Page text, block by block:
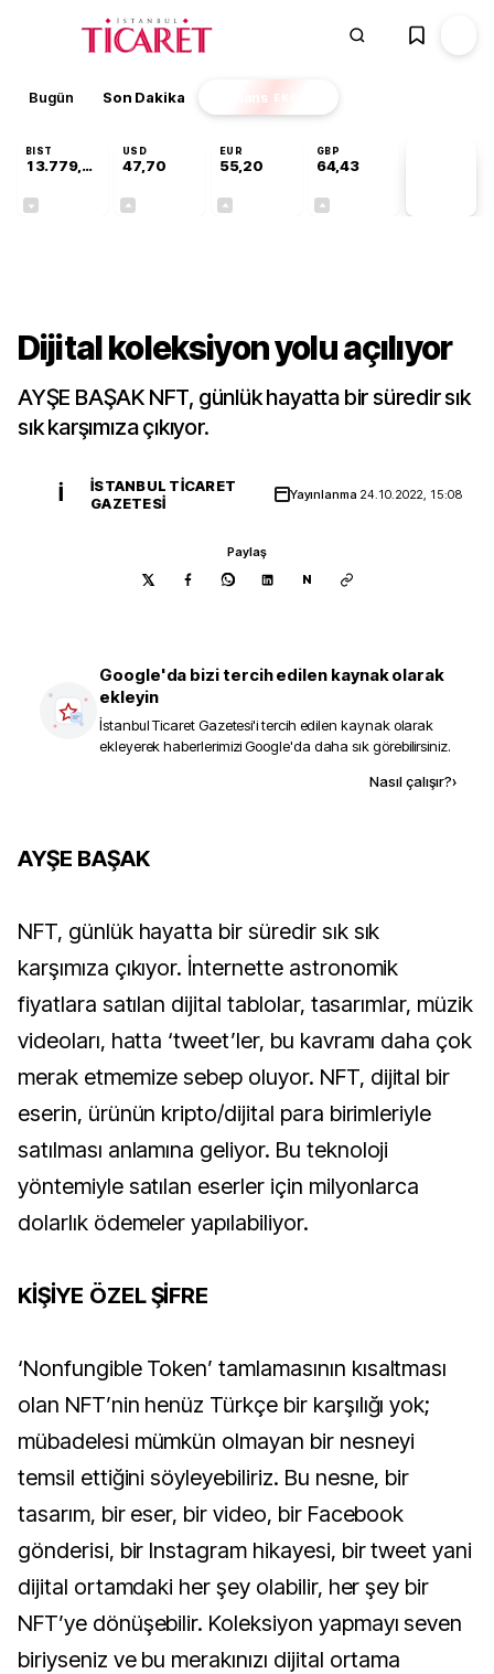
Bugün Son Dakika Finans EKSTRA
BIST
13.779,39
USD
47,70
EUR
55,20
GBP
64,43
Dijital koleksiyon yolu açılıyor
AYŞE BAŞAK NFT, günlük hayatta bir süredir sık
sık karşımıza çıkıyor.
İ
İSTANBUL TICARET
GAZETESI
Yayınlanma 24.10.2022, 15:08
Paylaş
N
Google'da bizi tercih edilen kaynak olarak
ekleyin
İstanbul Ticaret Gazetesi'i tercih edilen kaynak olarak
ekleyerek haberlerimizi Google'da daha sık görebilirsiniz.
Nasıl çalışır?›
AYŞE BAŞAK
NFT, günlük hayatta bir süredir sık sık
karşımıza çıkıyor. İnternette astronomik
fiyatlara satılan dijital tablolar, tasarımlar, müzik
videoları, hatta ‘tweet’ler, bu kavramı daha çok
merak etmemize sebep oluyor. NFT, dijital bir
eserin, ürünün kripto/dijital para birimleriyle
satılması anlamına geliyor. Bu teknoloji
yöntemiyle satılan eserler için milyonlarca
dolarlık ödemeler yapılabiliyor.
KİŞİYE ÖZEL ŞİFRE
‘Nonfungible Token’ tamlamasının kısaltması
olan NFT’nin henüz Türkçe bir karşılığı yok;
mübadelesi mümkün olmayan bir nesneyi
temsil ettiğini söyleyebiliriz. Bu nesne, bir
tasarım, bir eser, bir video, bir Facebook
gönderisi, bir Instagram hikayesi, bir tweet yani
dijital ortamdaki her şey olabilir, her şey bir
NFT’ye dönüşebilir. Koleksiyon yapmayı seven
biriyseniz ve bu merakınızı dijital ortama